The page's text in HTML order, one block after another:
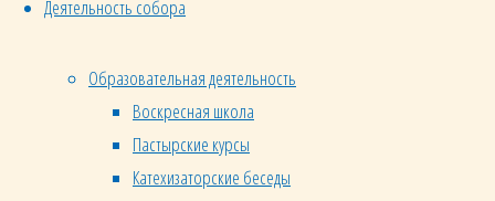
Деятельность собора
Образовательная деятельность
Воскресная школа
Пастырские курсы
Катехизаторские беседы
должна
объединять.
другой